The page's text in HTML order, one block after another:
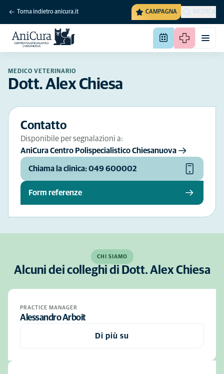
Torna indietro anicura.it CAMPAGNA RICERCA
MEDICO VETERINARIO
Dott. Alex Chiesa
Contatto
Disponibile per segnalazioni a:
AniCura Centro Polispecialistico Chiesanuova
Chiama la clinica: 049 600002
Form referenze
CHI SIAMO
Alcuni dei colleghi di Dott. Alex Chiesa
PRACTICE MANAGER
Alessandro Arboit
Di più su